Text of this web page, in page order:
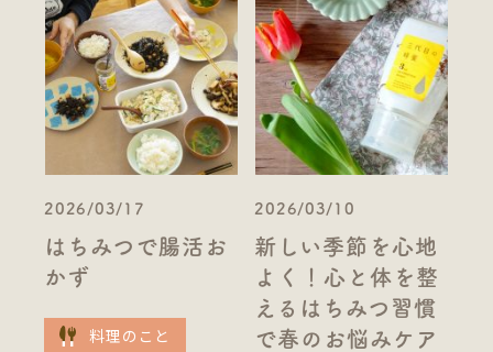
2026/03/17
はちみつで腸活お
かず
料理のこと
2026/03/10
新しい季節を心地
よく！心と体を整
えるはちみつ習慣
で春のお悩みケア